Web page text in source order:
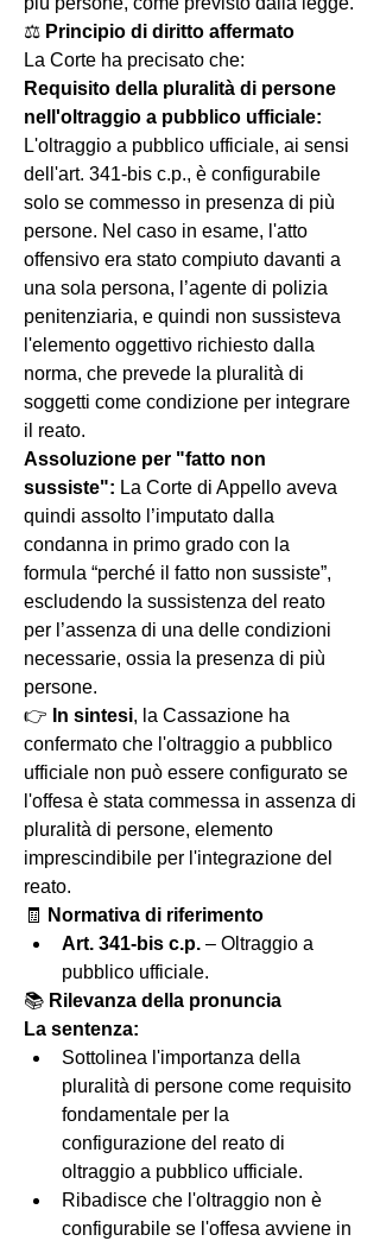
⚖️ Principio di diritto affermato
La Corte ha precisato che:
Requisito della pluralità di persone
L'oltraggio a pubblico ufficiale, ai sensi
dell'art. 341-bis c.p., è configurabile
solo se commesso in presenza di più
persone. Nel caso in esame, l'atto
offensivo era stato compiuto davanti a
una sola persona, l’agente di polizia
penitenziaria, e quindi non sussisteva
l'elemento oggettivo richiesto dalla
norma, che prevede la pluralità di
soggetti come condizione per integrare
il reato.
Assoluzione per "fatto non
sussiste": La Corte di Appello aveva
quindi assolto l’imputato dalla
condanna in primo grado con la
formula “perché il fatto non sussiste”,
escludendo la sussistenza del reato
per l’assenza di una delle condizioni
necessarie, ossia la presenza di più
persone.
👉 In sintesi, la Cassazione ha
confermato che l'oltraggio a pubblico
ufficiale non può essere configurato se
l'offesa è stata commessa in assenza di
pluralità di persone, elemento
imprescindibile per l'integrazione del
reato.
🧾
Normativa di riferimento
Art. 341-bis c.p. – Oltraggio a
pubblico ufficiale.
📚 Rilevanza della pronuncia
La sentenza:
Sottolinea l'importanza della
pluralità di persone come requisito
fondamentale per la
configurazione del reato di
oltraggio a pubblico ufficiale.
Ribadisce che l'oltraggio non è
configurabile se l'offesa avviene in